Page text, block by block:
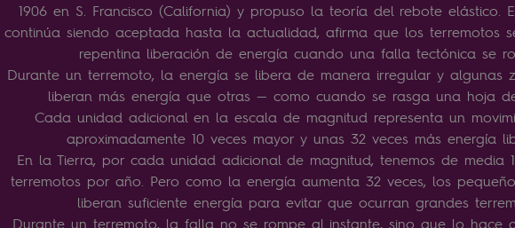
1906 en S. Francisco (California) y propuso la teoría del rebote elástico.
continúa siendo aceptada hasta la actualidad, afirma que los terremotos
repentina liberación de energía cuando una falla tectónica se
Durante un terremoto, la energía se libera de manera irregular y algunas
liberan más energía que otras — como cuando se rasga una hoja
Cada unidad adicional en la escala de magnitud representa un
aproximadamente 10 veces mayor y unas 32 veces más energía
En la Tierra, por cada unidad adicional de magnitud, tenemos de media
terremotos por año. Pero como la energía aumenta 32 veces, los
liberan suficiente energía para evitar que ocurran grandes
Durante un terremoto, la falla no se rompe al instante, sino que lo hace